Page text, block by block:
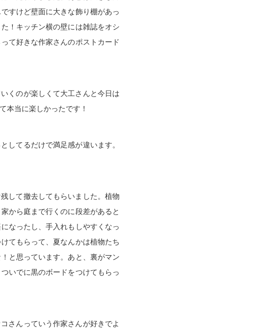
すけど壁面に大きな飾り棚があっ
！キッチン横の壁には雑誌をオシ
て好きな作家さんのポストカード
くのが楽しくて大工さんと今日は
本当に楽しかったです！
してるだけで満足感が違います。
して撤去してもらいました。植物
から庭まで行くのに段差があると
なったし、手入れもしやすくなっ
てもらって、夏なんかは植物たち
と思っています。あと、裏がマン
いでに黒のボードをつけてもらっ
さんっていう作家さんが好きでよ